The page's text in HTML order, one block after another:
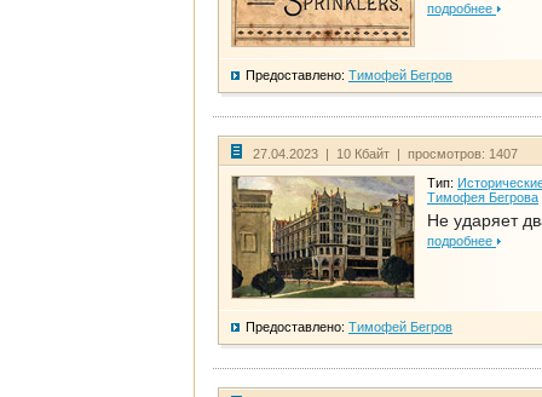
подробнее
Предоставлено: Тимофей Бегров
27.04.2023 | 10 Кбайт | просмотров: 1407
Тип:
Тимофея Бегрова
Не ударяет
подробнее
Предоставлено: Тимофей Бегров